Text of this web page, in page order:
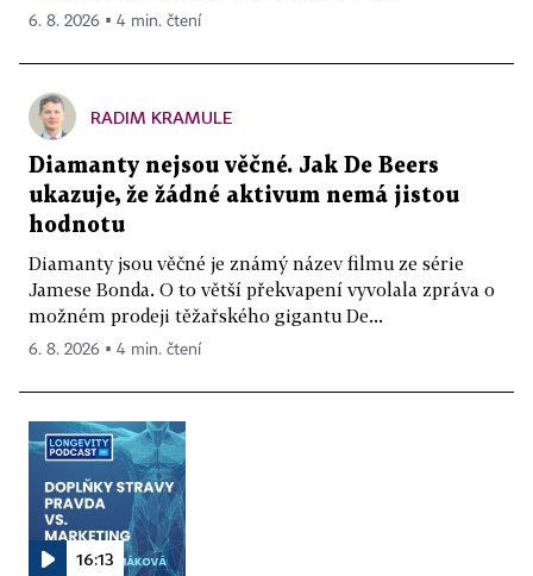
6. 8. 2026 ▪ 4 min. čtení
RADIM KRAMULE
Diamanty nejsou věčné. Jak De Beers
ukazuje, že žádné aktivum nemá jistou
hodnotu
Diamanty jsou věčné je známý název filmu ze série
Jamese Bonda. O to větší překvapení vyvolala zpráva o
možném prodeji těžařského gigantu De...
6. 8. 2026 ▪ 4 min. čtení
16:13